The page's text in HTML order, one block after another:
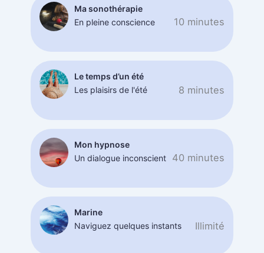
Ma sonothérapie
En pleine conscience
10 minutes
Le temps d’un été
Les plaisirs de l'été
8 minutes
Mon hypnose
Un dialogue inconscient
40 minutes
Marine
Naviguez quelques instants
Illimité